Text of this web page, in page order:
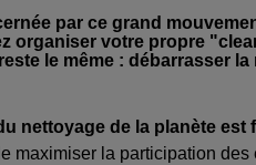
par ce grand
organiser votre propre
le même : débarrasser
nettoyage de la planète est
maximiser la participation